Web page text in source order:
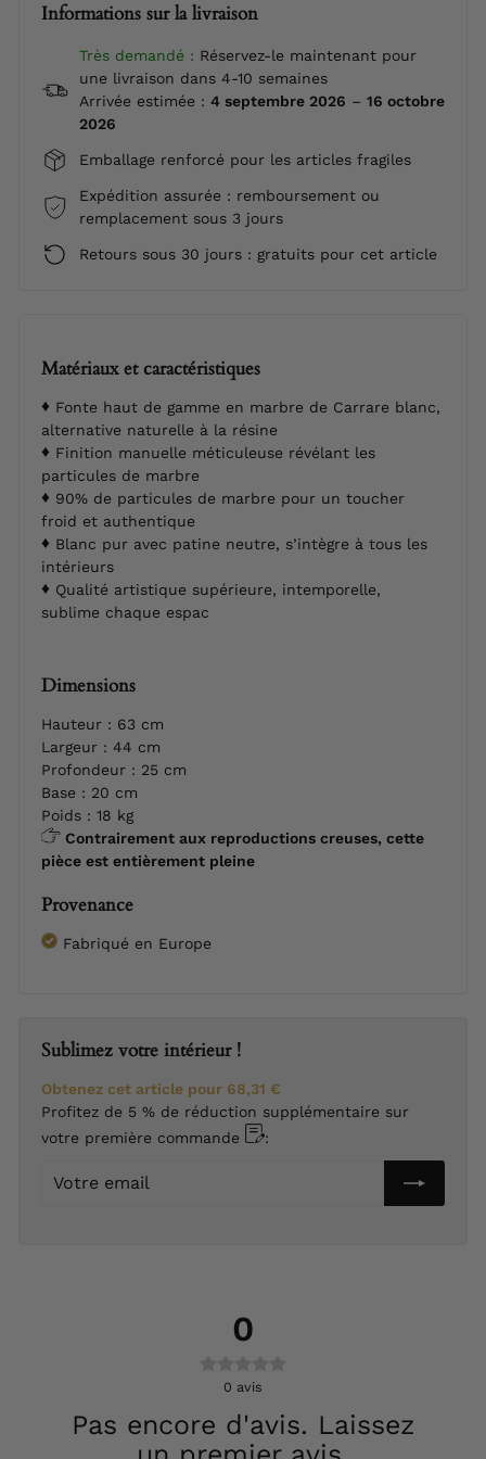
Informations sur la livraison
Très demandé : Réservez-le maintenant pour
une livraison dans 4-10 semaines
Arrivée estimée : 4 septembre 2026 – 16 octobre
2026
Emballage renforcé pour les articles fragiles
Expédition assurée : remboursement ou
remplacement sous 3 jours
Retours sous 30 jours : gratuits pour cet article
Matériaux et caractéristiques
Fonte haut de gamme en marbre de Carrare blanc,
alternative naturelle à la résine
Finition manuelle méticuleuse révélant les
particules de marbre
90% de particules de marbre pour un toucher
froid et authentique
Blanc pur avec patine neutre, s’intègre à tous les
intérieurs
Qualité artistique supérieure, intemporelle,
sublime chaque espac
Dimensions
Hauteur : 63 cm
Largeur : 44 cm
Profondeur : 25 cm
Base : 20 cm
Poids : 18 kg
Contrairement aux reproductions creuses, cette
pièce est entièrement pleine
Provenance
Fabriqué en Europe
Sublimez votre intérieur !
Obtenez cet article pour 68,31 €
Profitez de 5 % de réduction supplémentaire sur
votre première commande
:
Votre
0
0 avis
Pas encore d'avis. Laissez